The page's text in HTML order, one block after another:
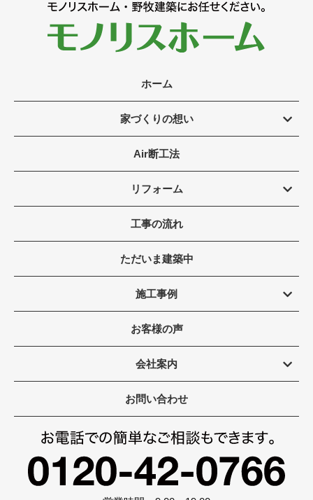
ホーム
家づくりの想い
Air断工法
リフォーム
工事の流れ
ただいま建築中
施工事例
お客様の声
会社案内
お問い合わせ